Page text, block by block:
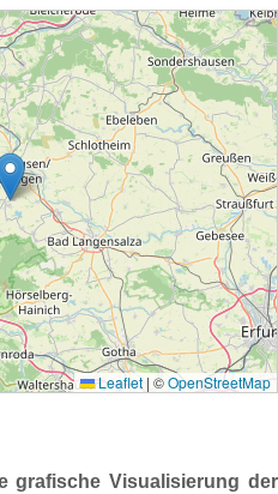
grafische Visualisierung der